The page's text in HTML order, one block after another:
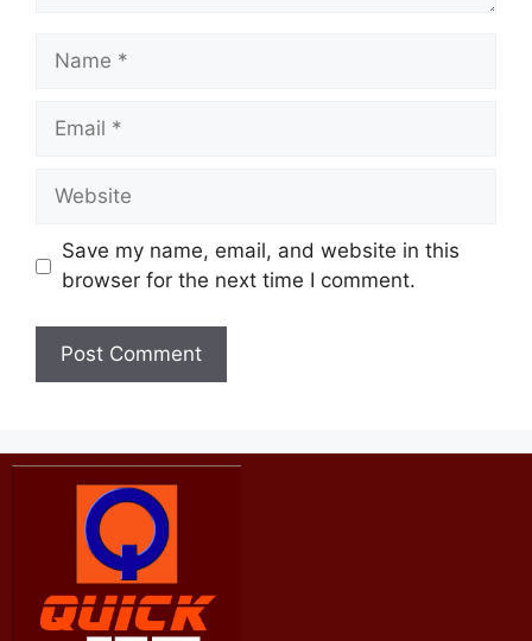
Save my name, email, and website in this
browser for the next time I comment.